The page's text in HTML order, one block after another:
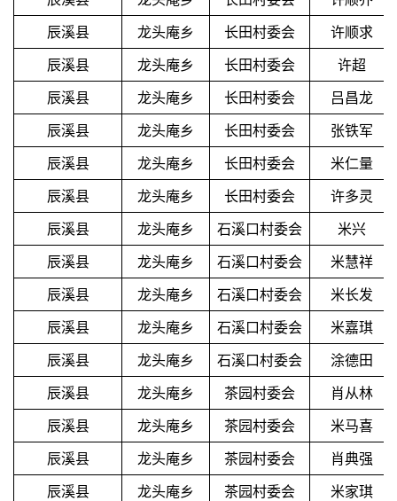
辰溪县
龙头庵乡 长田村委会
许顺求
辰溪县
龙头庵乡 长田村委会
许超
辰溪县
龙头庵乡 长田村委会
吕昌龙
辰溪县
龙头庵乡 长田村委会
张铁军
辰溪县
龙头庵乡 长田村委会
米仁量
辰溪县
龙头庵乡 长田村委会
许多灵
辰溪县
龙头庵乡 石溪口村委会
米兴
辰溪县
龙头庵乡 石溪口村委会
米慧祥
辰溪县
龙头庵乡 石溪口村委会
米长发
辰溪县
龙头庵乡 石溪口村委会
米嘉琪
辰溪县
龙头庵乡 石溪口村委会
涂德田
辰溪县
龙头庵乡 茶园村委会
肖从林
辰溪县
龙头庵乡 茶园村委会
米马喜
辰溪县
龙头庵乡 茶园村委会
肖典强
辰溪县
龙头庵乡 茶园村委会
米家琪